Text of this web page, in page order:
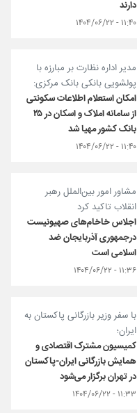
دارند
۱۱:۴۰ - ۱۴۰۴/۰۶/۲۲
مدیر اداره نظارت بر مبارزه با
پولشویی بانکی بانک مرکزی:
امکان استعلام اطلاعات سکونتی
از سامانه املاک و اسکان در ۲۵
بانک کشور مهیا شد
۱۱:۴۰ - ۱۴۰۴/۰۶/۲۲
مشاور امور بین‌الملل رهبر
انقلاب تاکید کرد
اجلاس خاخام‌های صهیونیست
درجمهوری آذربایجان ضد
اسلامی است
۱۱:۳۶ - ۱۴۰۴/۰۶/۲۲
با سفر وزیر بازرگانی پاکستان به
ایران؛
کمیسیون مشترک اقتصادی و
همایش بازرگانی ایران-پاکستان
در تهران برگزار می‌شود
۱۱:۳۳ - ۱۴۰۴/۰۶/۲۲